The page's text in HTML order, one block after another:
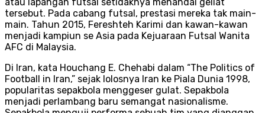
tersebut. Pada cabang futsal, prestasi mereka tak main-
main. Tahun 2015, Fereshteh Karimi dan kawan-kawan
menjadi kampiun se Asia pada Kejuaraan Futsal Wanita
AFC di Malaysia.
Di Iran, kata Houchang E. Chehabi dalam “The Politics of
Football in Iran,” sejak lolosnya Iran ke Piala Dunia 1998,
popularitas sepakbola menggeser gulat. Sepakbola
menjadi perlambang baru semangat nasionalisme.